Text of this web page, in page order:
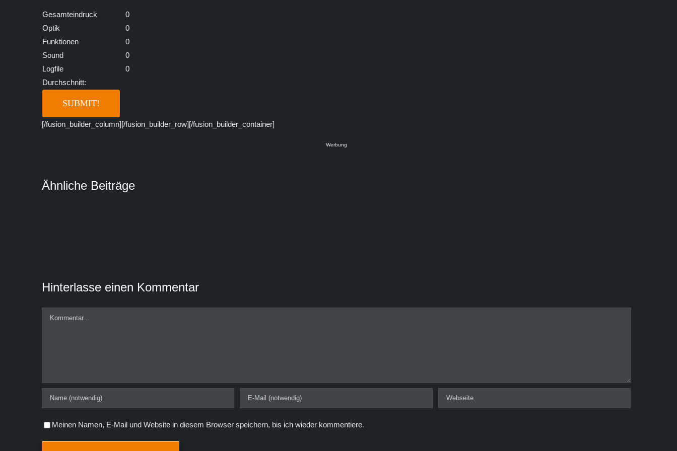
Gesamteindruck
0
Optik
0
Funktionen
0
Sound
0
Logfile
0
Durchschnitt:
[/fusion_builder_column][/fusion_builder_row][/fusion_builder_container]
Werbung
Ähnliche Beiträge
Hinterlasse einen Kommentar
Kommentar
Meinen Namen, E-Mail und Website in diesem Browser speichern, bis ich wieder kommentiere.